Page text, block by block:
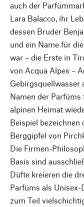
auch der
Lara Balacco, ihr
dessen Bruder
und ein Name für
war – die Erste in
von Acqua Alpes –
Gebirgsquellwasser
Namen der
alpinen Heimat
Beispiel bezeichnen
Berggipfel von
Die Firmen-
Basis sind
Düfte kreieren die
Parfüms als
zum Teil